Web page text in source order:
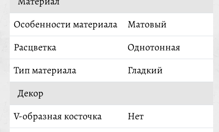
Особенности материала
Матовый
Расцветка
Однотонная
Тип материала
Гладкий
Декор
V-образная косточка
Нет